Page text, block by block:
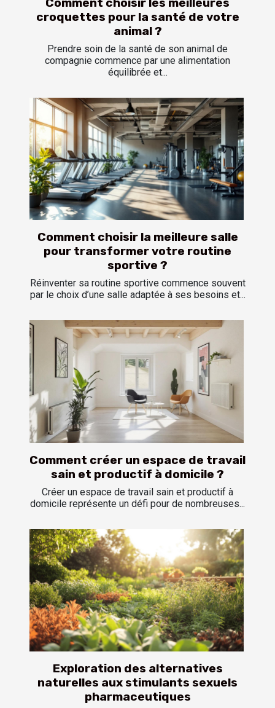
croquettes pour la santé de votre
animal ?
Prendre soin de la santé de son animal de
compagnie commence par une alimentation
équilibrée et...
Comment choisir la meilleure salle
pour transformer votre routine
sportive ?
Réinventer sa routine sportive commence souvent
par le choix d’une salle adaptée à ses besoins et...
Comment créer un espace de travail
sain et productif à domicile ?
Créer un espace de travail sain et productif à
domicile représente un défi pour de nombreuses...
Exploration des alternatives
naturelles aux stimulants sexuels
pharmaceutiques